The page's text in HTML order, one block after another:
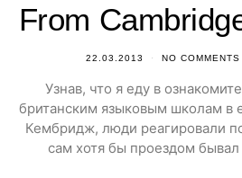
From
22.03.2013 NO COMMENTS
Узнав, что я еду в
британским языковым школам в
Кембридж, люди реагировали
сам хотя бы проездом